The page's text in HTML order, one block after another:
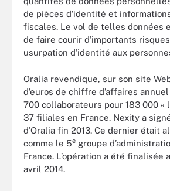
de pièces d’identité et
fiscales. Le vol de telles données
de faire courir d’importants
usurpation d’identité aux
Oralia revendique, sur son site
d’euros de chiffre d’affaires
700 collaborateurs pour 183 000 «
37 filiales en France. Nexity a
d’Oralia fin 2013. Ce dernier était
comme le 5e groupe
France. L’opération a été finalisée
avril 2014.